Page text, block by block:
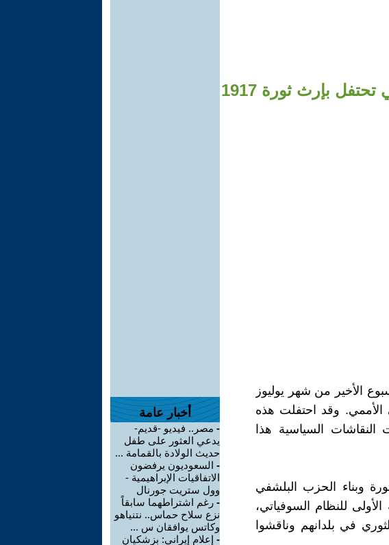
بإرث ثورة 1917
في الأسبوع الأخير من شهر يوليوز
الأممي. وقد احتفلت هذه
النقاشات السياسية هذا
وبناء الحزب البلشفي
للنظام السوفياتي،
في بلدانهم وناقشوا
أخبار عامة
- مصر.. فيديو -قديم-
يدعي العثور على طفل
حديث الولادة بالقمامة ...
- السعوديون يرفضون
الاتفاقيات الإبراهيمية -
وول ستريت جورنال
- رغم اشتراطهما سابقاً
نزع سلاح حماس.. نتنياهو
وكاتس يوافقان س ...
- إعلام إيراني: بزشكيان